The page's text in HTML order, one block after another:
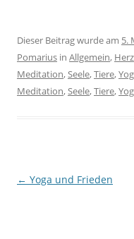
Dieser Beitrag wurde am 5.
Pomarius in Allgemein, Herz
Meditation,Seele,Tiere,
Meditation,Seele,Tiere,
Beitragsnavigation
← Yoga und Frieden